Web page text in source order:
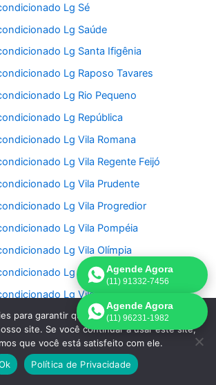
Lg Sé
Lg Saúde
Lg Santa Ifigênia
Lg Raposo Tavares
Lg Rio Pequeno
Lg República
Lg Vila Romana
Lg Vila Regente Feijó
Lg Vila Prudente
Lg Vila Progredior
Lg Vila Pompéia
Lg Vila Olímpia
Lg Vila Nova Conceição
Lg Vila Nivi
Lg Vila Medeiros
Lg Vila Matilde
Lg Vila Mariana
Agende Agora
(11) 91332-7456
Agende Agora
(11) 96231-1982
para garantir que oferecemos a melhor
site. Se você continuar a usar este site,
que você está satisfeito com ele.
Política de Privacidade